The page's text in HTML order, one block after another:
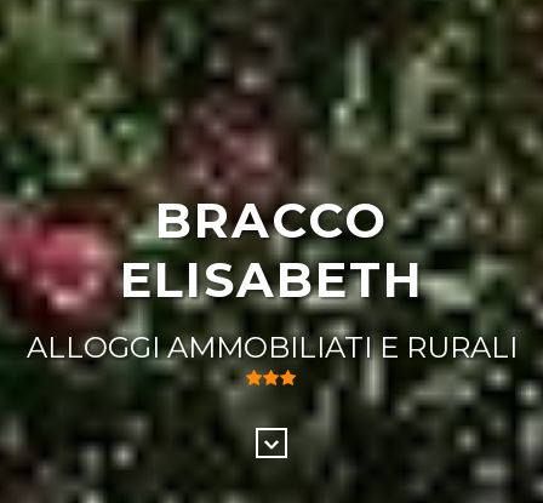
BRACCO
ELISABETH
ALLOGGI AMMOBILIATI E RURALI